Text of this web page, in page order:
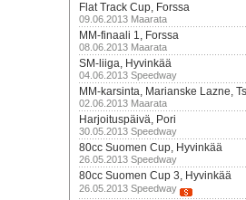
Flat Track Cup, Forssa
09.06.2013 Maarata
MM-finaali 1, Forssa
08.06.2013 Maarata
SM-liiga, Hyvinkää
04.06.2013 Speedway
MM-karsinta, Marianske Lazne,
02.06.2013 Maarata
Harjoituspäivä, Pori
30.05.2013 Speedway
80cc Suomen Cup, Hyvinkää
26.05.2013 Speedway
80cc Suomen Cup 3, Hyvinkää
26.05.2013 Speedway